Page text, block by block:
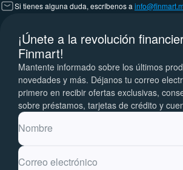
Si tienes alguna duda, escríbenos a
¡Únete a la revolución
Finmart!
Mantente informado sobre los últimos
novedades y más. Déjanos tu correo
primero en recibir ofertas exclusivas,
sobre préstamos, tarjetas de crédito y
Nombre
Correo electrónico